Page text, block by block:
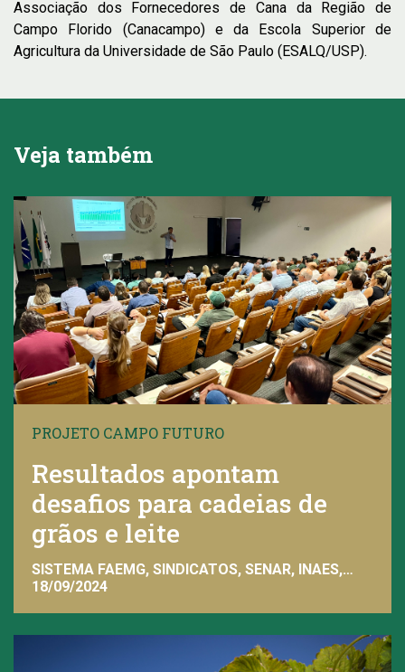
Associação dos Fornecedores de Cana da Região de
Campo Florido (Canacampo) e da Escola Superior de
Agricultura da Universidade de São Paulo (ESALQ/USP).
Veja também
PROJETO CAMPO FUTURO
Resultados apontam
desafios para cadeias de
grãos e leite
SISTEMA FAEMG, SINDICATOS, SENAR, INAES,
FAEMG
18/09/2024